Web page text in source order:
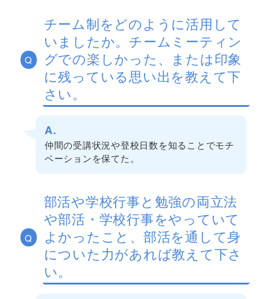
Q
チーム制をどのように活用して
いましたか。チームミーティン
グでの楽しかった、または印象
に残っている思い出を教えて下
さい。
A.
仲間の受講状況や登校日数を知ることでモチ
ベーションを保てた。
Q
部活や学校行事と勉強の両立法
や部活・学校行事をやっていて
よかったこと、部活を通して身
についた力があれば教えて下さ
い。